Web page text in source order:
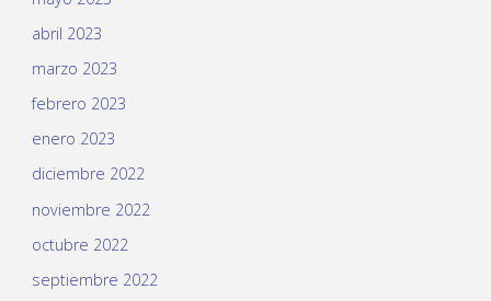
abril 2023
marzo 2023
febrero 2023
enero 2023
diciembre 2022
noviembre 2022
octubre 2022
septiembre 2022